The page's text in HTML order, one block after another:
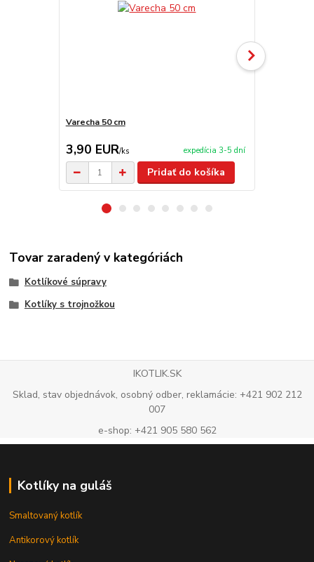
Varecha 50 cm
3,90 EUR/ks expedícia 3-5 dní
Pridať do košíka
Tovar zaradený v kategóriách
Kotlíkové súpravy
Kotlíky s trojnožkou
IKOTLIK.SK
Sklad, stav objednávok, osobný odber, reklamácie: +421 902 212
007
e-shop: +421 905 580 562
Kotlíky na guláš
Smaltovaný kotlík
Antikorový kotlík